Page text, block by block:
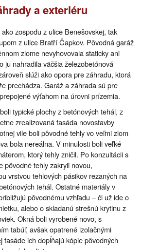
a exteriéru
zospodu z ulice Benešovskej, tak
z ulice Bratří Čapkov. Pôvodná garáž
zlome nevyhovovala staticky ani
ju nahradila väčšia železobetónová
slúži ako opora pre záhradu, ktorá
prechádza. Garáž a záhrada sú pre
výťahom na úrovni prízemia.
typické plochy z betónových tehál, z
zrealizovaná fasáda novostavby
vile boli pôvodné tehly vo veľmi zlom
bola nereálna. V minulosti boli veľké
ktorý tehly zničil. Po konzultácii s
pôvodné tehly zakryli novou,
vrstvou tehlových pásikov rezaných na
tehál. Ostatné materiály v
pôvodnému vzhľadu – či už ide o
alebo o skladanú strešnú krytinu z
Okná boli vyrobené novo, s
tabúľ, avšak opatrené izolačnými
fasáde ich dopĺňajú kópie pôvodných